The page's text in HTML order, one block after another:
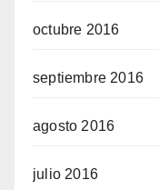
octubre 2016
septiembre 2016
agosto 2016
julio 2016